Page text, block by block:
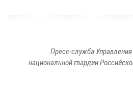
Пресс-служба
национальной гвардии